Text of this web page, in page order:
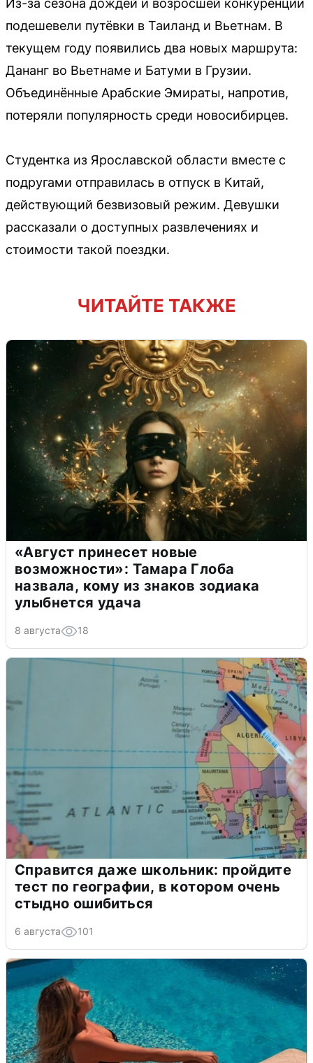
подешевели путёвки в Таиланд и Вьетнам. В
текущем году появились два новых маршрута:
Дананг во Вьетнаме и Батуми в Грузии.
Объединённые Арабские Эмираты, напротив,
потеряли популярность среди новосибирцев.
Студентка из Ярославской области вместе с
подругами отправилась в отпуск в Китай,
действующий безвизовый режим. Девушки
рассказали о доступных развлечениях и
стоимости такой поездки.
ЧИТАЙТЕ ТАКЖЕ
«Август принесет новые
возможности»: Тамара Глоба
назвала, кому из знаков зодиака
улыбнется удача
8 августа 18
Справится даже школьник: пройдите
тест по географии, в котором очень
стыдно ошибиться
6 августа 101